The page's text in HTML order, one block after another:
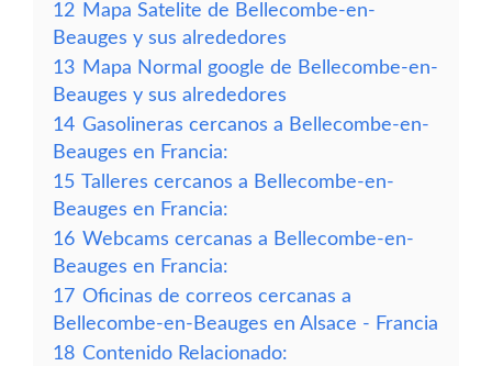
12 Mapa Satelite de Bellecombe-en-
Beauges y sus alrededores
13 Mapa Normal google de Bellecombe-en-
Beauges y sus alrededores
14 Gasolineras cercanos a Bellecombe-en-
Beauges en Francia:
15 Talleres cercanos a Bellecombe-en-
Beauges en Francia:
16 Webcams cercanas a Bellecombe-en-
Beauges en Francia:
17 Oficinas de correos cercanas a
Bellecombe-en-Beauges en Alsace - Francia
18 Contenido Relacionado: